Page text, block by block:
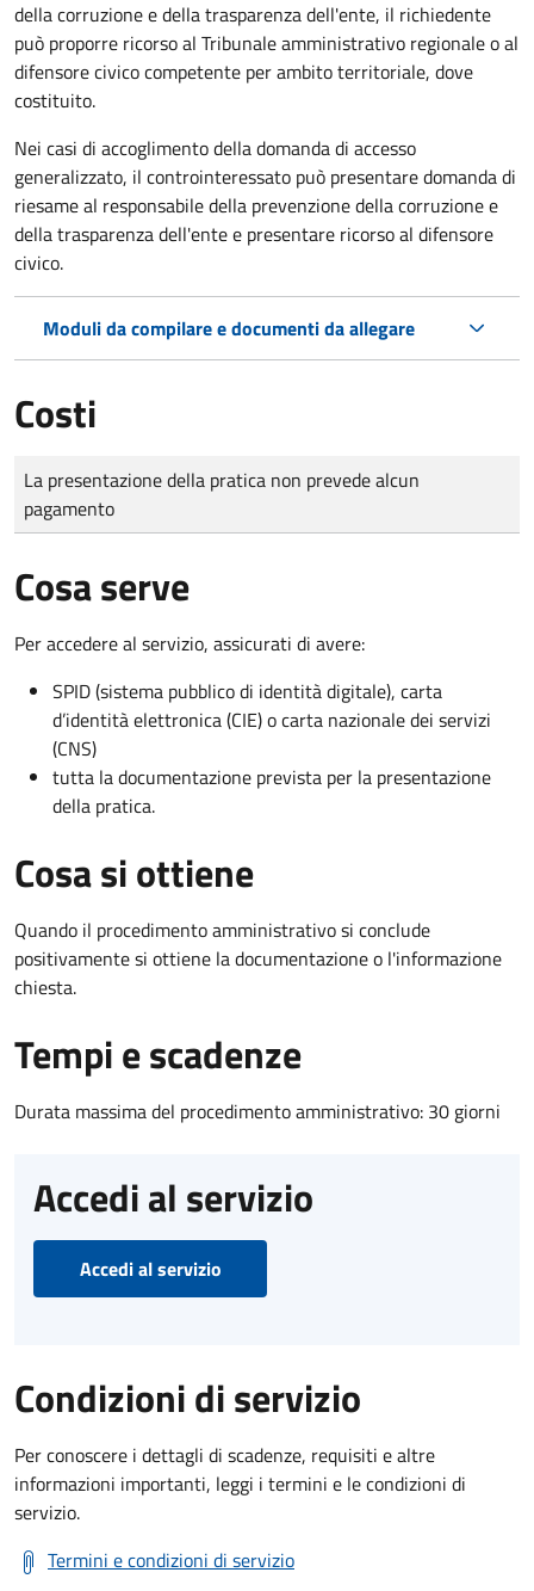
della corruzione e della trasparenza dell'ente, il richiedente
può proporre ricorso al Tribunale amministrativo regionale o al
difensore civico competente per ambito territoriale, dove
costituito.
Nei casi di accoglimento della domanda di accesso
generalizzato, il controinteressato può presentare domanda di
riesame al responsabile della prevenzione della corruzione e
della trasparenza dell'ente e presentare ricorso al difensore
civico.
Moduli da compilare e documenti da allegare
Costi
Tipo di pagamento
Importo
La presentazione della pratica non prevede alcun
pagamento
Cosa serve
Per accedere al servizio, assicurati di avere:
SPID (sistema pubblico di identità digitale), carta
d’identità elettronica (CIE) o carta nazionale dei servizi
(CNS)
tutta la documentazione prevista per la presentazione
della pratica.
Cosa si ottiene
Quando il procedimento amministrativo si conclude
positivamente si ottiene la documentazione o l'informazione
chiesta.
Tempi e scadenze
Durata massima del procedimento amministrativo: 30 giorni
Accedi al servizio
Accedi al servizio
Condizioni di servizio
Per conoscere i dettagli di scadenze, requisiti e altre
informazioni importanti, leggi i termini e le condizioni di
servizio.
Termini e condizioni di servizio